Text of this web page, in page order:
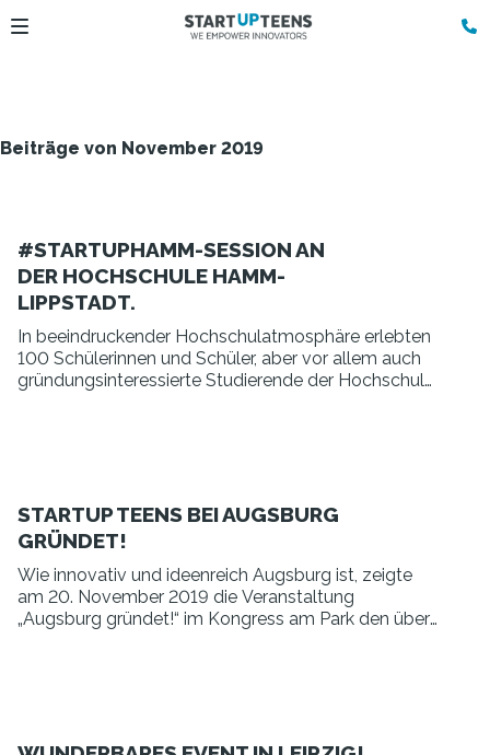
Beiträge von November 2019
#STARTUPHAMM-SESSION AN
DER HOCHSCHULE HAMM-
LIPPSTADT.
In beeindruckender Hochschulatmosphäre erlebten
100 Schülerinnen und Schüler, aber vor allem auch
gründungsinteressierte Studierende der Hochschule
STARTUP TEENS BEI AUGSBURG
GRÜNDET!
Wie innovativ und ideenreich Augsburg ist, zeigte
am 20. November 2019 die Veranstaltung
„Augsburg gründet!“ im Kongress am Park den über